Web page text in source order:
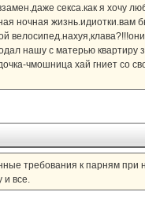
секса.как я хочу
ночная жизнь.идиотки.вам
нашу с матерью квартиру
чмошница хай гниет
требования к парням
и все.